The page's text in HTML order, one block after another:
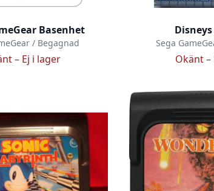
Basenhet
/ Begagnad
– Ej i lager
Sega
Okänt –